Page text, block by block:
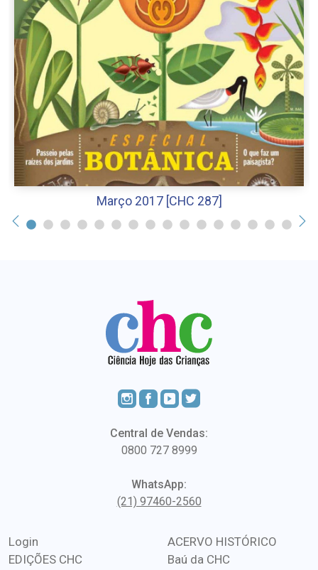
Março 2017 [CHC 287]
Central de Vendas:
0800 727 8999
WhatsApp:
(21) 97460-2560
Login
EDIÇÕES CHC
ACERVO HISTÓRICO
Baú da CHC